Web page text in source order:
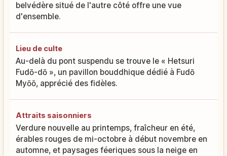
belvédère situé de l'autre côté offre une vue
d'ensemble.
Lieu de culte
Au-delà du pont suspendu se trouve le « Hetsuri
Fudō-dō », un pavillon bouddhique dédié à Fudō
Myōō, apprécié des fidèles.
Attraits saisonniers
Verdure nouvelle au printemps, fraîcheur en été,
érables rouges de mi-octobre à début novembre en
automne, et paysages féeriques sous la neige en